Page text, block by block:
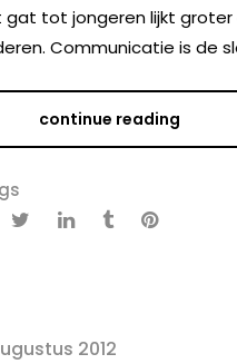
gat tot jongeren lijkt
Communicatie is de
continue reading
2012